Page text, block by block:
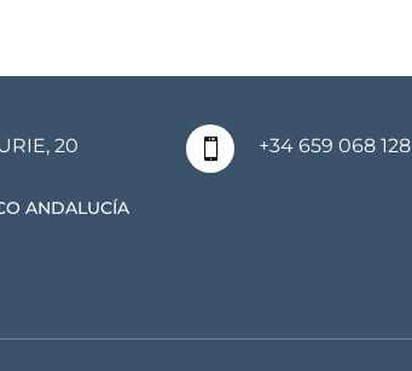
20
ANDALUCÍA
 +34 659 068 128